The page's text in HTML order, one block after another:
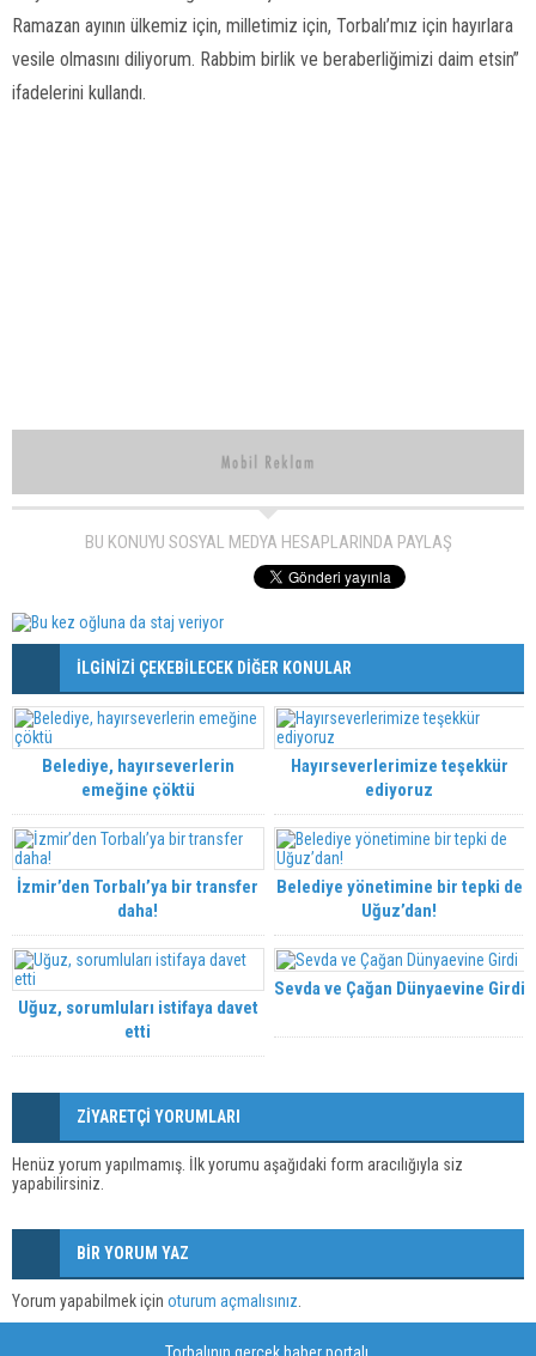
Ramazan ayının ülkemiz için, milletimiz için, Torbalı’mız için hayırlara
vesile olmasını diliyorum. Rabbim birlik ve beraberliğimizi daim etsin”
ifadelerini kullandı.
BU KONUYU SOSYAL MEDYA HESAPLARINDA PAYLAŞ
İLGİNİZİ ÇEKEBİLECEK DİĞER KONULAR
Belediye, hayırseverlerin
emeğine çöktü
Hayırseverlerimize teşekkür
ediyoruz
İzmir’den Torbalı’ya bir transfer
daha!
Belediye yönetimine bir tepki de
Uğuz’dan!
Uğuz, sorumluları istifaya davet
etti
Sevda ve Çağan Dünyaevine Girdi
ZİYARETÇİ YORUMLARI
Henüz yorum yapılmamış. İlk yorumu aşağıdaki form aracılığıyla siz
yapabilirsiniz.
BİR YORUM YAZ
Yorum yapabilmek için oturum açmalısınız
Torbalının gerçek haber portalı.